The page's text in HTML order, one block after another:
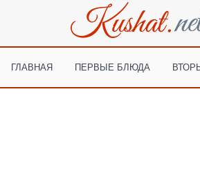
ГЛАВНАЯ ПЕРВЫЕ БЛЮДА